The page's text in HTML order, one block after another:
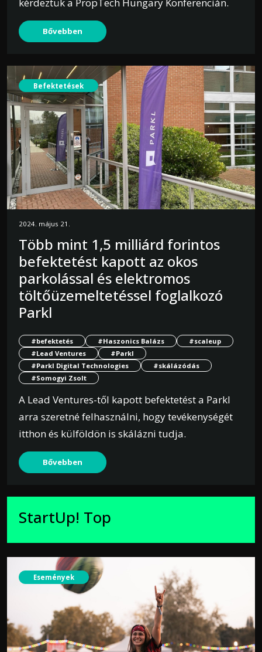
Bővebben
Befektetések
2024. május 21.
Több mint 1,5 milliárd forintos
befektetést kapott az okos
parkolással és elektromos
töltőüzemeltetéssel foglalkozó
Parkl
#befektetés #Haszonics Balázs
#scaleup
#Lead Ventures
#Parkl
#Parkl Digital Technologies
#skálázódás
#Somogyi Zsolt
A Lead Ventures-től kapott befektetést a Parkl
arra szeretné felhasználni, hogy tevékenységét
itthon és külföldön is skálázni tudja.
Bővebben
StartUp! Top
Események